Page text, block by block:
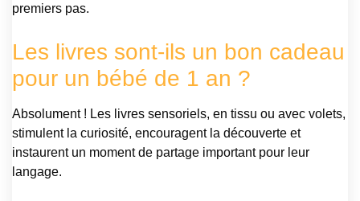
premiers pas.
Les livres sont-ils un bon cadeau
pour un bébé de 1 an ?
Absolument ! Les livres sensoriels, en tissu ou avec volets,
stimulent la curiosité, encouragent la découverte et
instaurent un moment de partage important pour leur
langage.